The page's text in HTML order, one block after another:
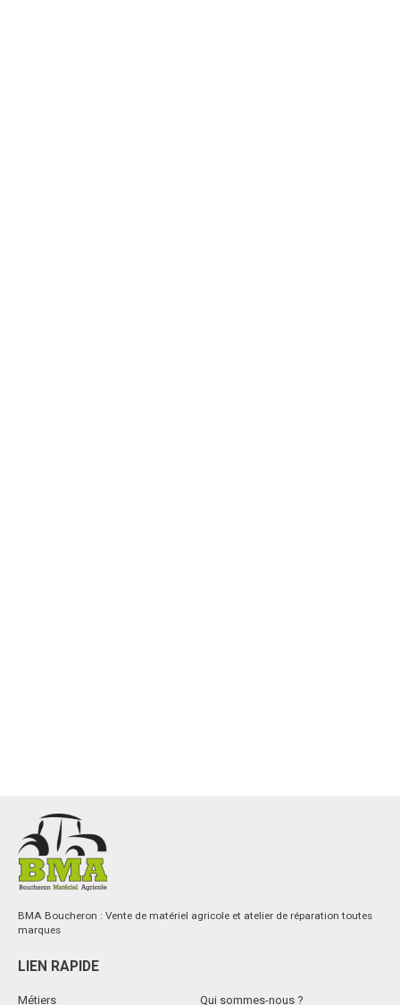
BMA Boucheron : Vente de matériel agricole et atelier de réparation toutes
marques
LIEN RAPIDE
Métiers Qui sommes-nous ?